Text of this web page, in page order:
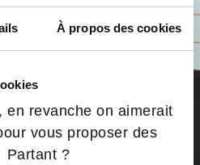
À propos des cookies
en revanche on aimerait
vous proposer des
Partant ?